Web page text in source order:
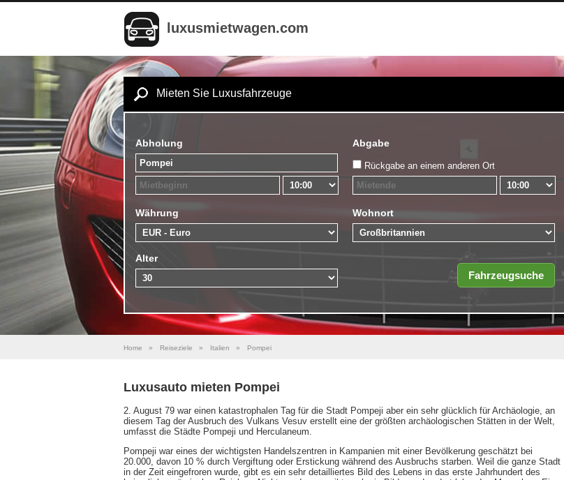
luxusmietwagen.com
Mieten Sie Luxusfahrzeuge
Abholung Abgabe
Rückgabe an einem anderen Ort
Währung Wohnort
Alter
Home » Reiseziele » Italien » Pompei
Luxusauto mieten Pompei
2. August 79 war einen katastrophalen Tag für die Stadt Pompeji aber ein sehr glücklich für Archäologie, an
diesem Tag der Ausbruch des Vulkans Vesuv erstellt eine der größten archäologischen Stätten in der Welt,
umfasst die Städte Pompeji und Herculaneum.
Pompeji war eines der wichtigsten Handelszentren in Kampanien mit einer Bevölkerung geschätzt bei
20.000, davon 10 % durch Vergiftung oder Erstickung während des Ausbruchs starben. Weil die ganze Stadt
in der Zeit eingefroren wurde, gibt es ein sehr detailliertes Bild des Lebens in das erste Jahrhundert des